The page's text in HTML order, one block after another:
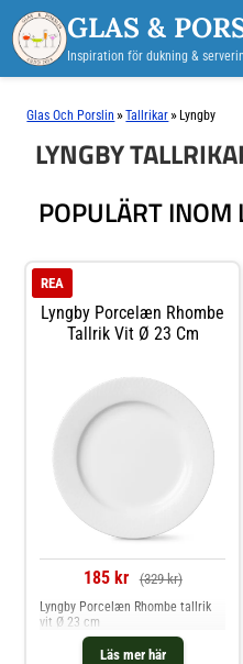
GLAS &
Inspiration för dukning &
Glas Och Porslin »Tallrikar » Lyngby
LYNGBY
POPULÄRT INOM
Lyngby Porcelæn Rhombe
Tallrik Vit Ø 23 Cm
REA
185 kr (329 kr)
Läs mer här
Lyngby Porcelæn Rhombe tallrik
vit Ø 23 cm